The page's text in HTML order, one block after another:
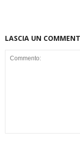
LASCIA UN